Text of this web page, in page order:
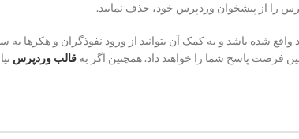
را از پیشخوان وردپرس خود، حذف نمایید.
شده باشد و به کمک آن بتوانید از ورود نفوذگران و هکرها به
فرصت پاسخ شما را خواهند داد. همچنین اگر به قالب وردپرس